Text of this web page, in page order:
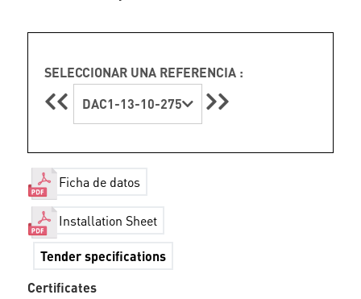
SELECCIONAR UNA REFERENCIA :
DAC1-13-10-275
Ficha de datos
Installation Sheet
Tender specifications
Certificates